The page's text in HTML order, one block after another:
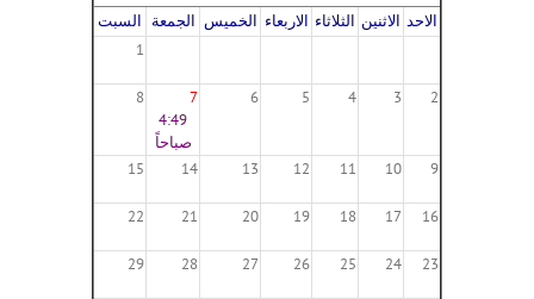
الاحد الاثنين الثلاثاء الاربعاء الخميس الجمعة السبت
1
2
3
4
5
6
7
4:49
صباحاً
8
9
10
11
12
13
14
15
16
17
18
19
20
21
22
23
24
25
26
27
28
29